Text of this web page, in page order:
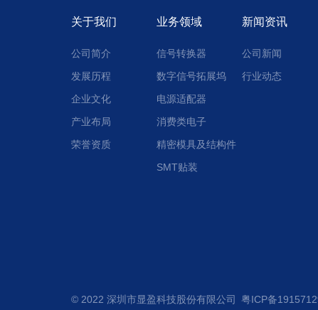
关于我们
公司简介
发展历程
企业文化
产业布局
荣誉资质
业务领域
信号转换器
数字信号拓展坞
电源适配器
消费类电子
精密模具及结构件
SMT贴装
新闻资讯
公司新闻
行业动态
© 2022 深圳市显盈科技股份有限公司 粤ICP备